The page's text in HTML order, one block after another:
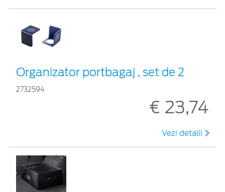
Organizator portbagaj , set de 2
2732594
€ 23,74
Vezi detalii